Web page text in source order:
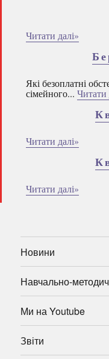
Читати далі»
Які безоплатні
сімейного... Читати
Читати далі»
Читати далі»
Новини
Навчально-
Ми на Youtube
Звіти